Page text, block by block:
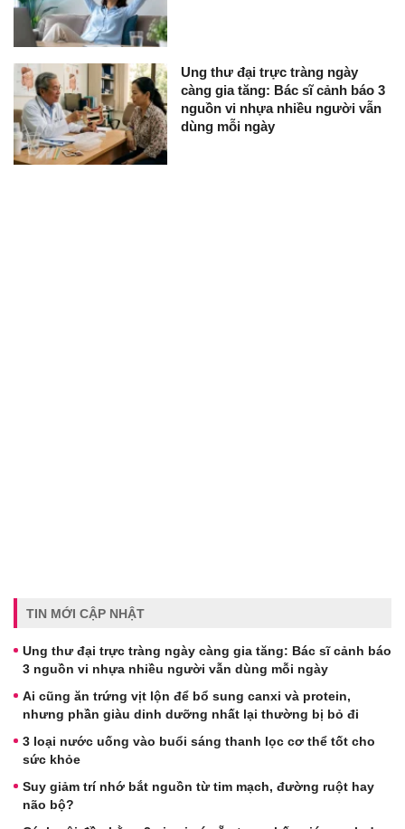
Ung thư đại trực tràng ngày
càng gia tăng: Bác sĩ cảnh báo 3
nguồn vi nhựa nhiều người vẫn
dùng mỗi ngày
TIN MỚI CẬP NHẬT
Ung thư đại trực tràng ngày càng gia tăng: Bác sĩ cảnh báo
3 nguồn vi nhựa nhiều người vẫn dùng mỗi ngày
Ai cũng ăn trứng vịt lộn để bổ sung canxi và protein,
nhưng phần giàu dinh dưỡng nhất lại thường bị bỏ đi
3 loại nước uống vào buổi sáng thanh lọc cơ thể tốt cho
sức khỏe
Suy giảm trí nhớ bắt nguồn từ tim mạch, đường ruột hay
não bộ?